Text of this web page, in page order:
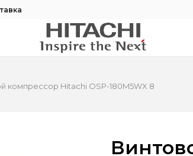
компрессор Hitachi OSP-180M5WX 8